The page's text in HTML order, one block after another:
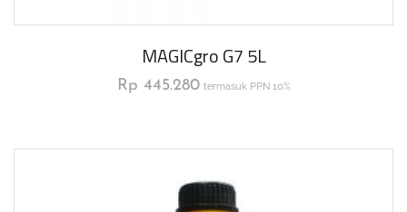
MAGICgro G7 5L
Rp 445.280 termasuk PPN 10%